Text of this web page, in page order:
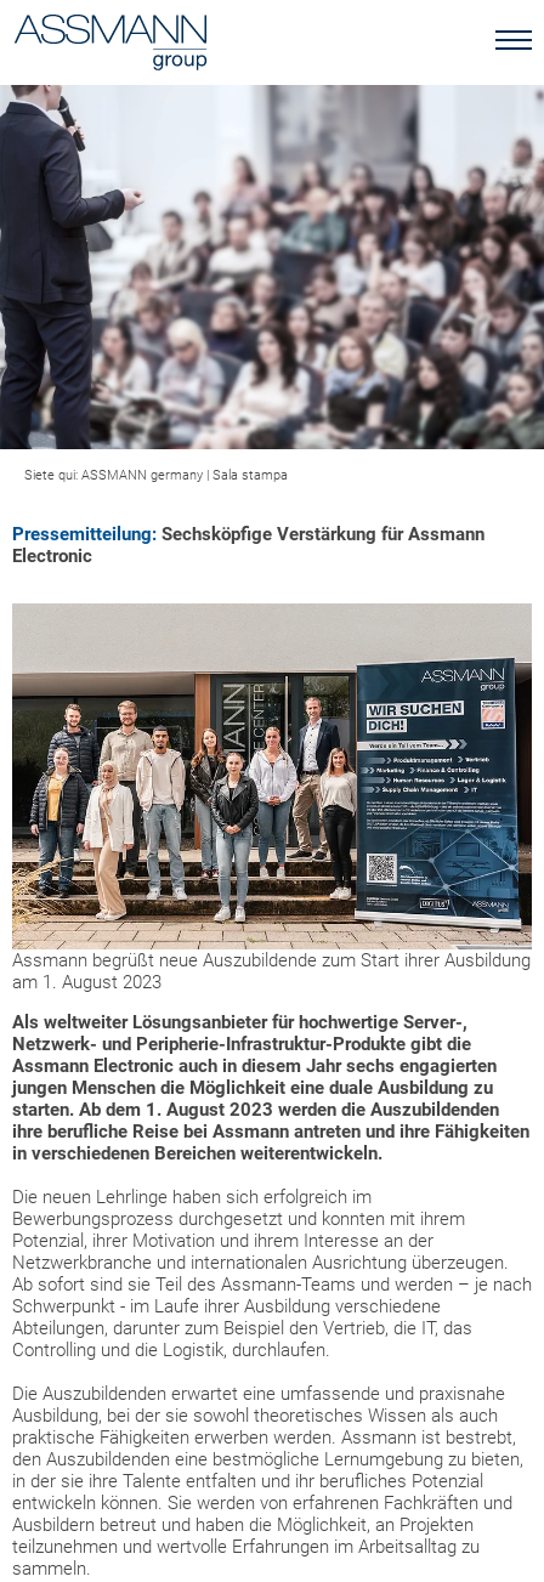
Siete qui: ASSMANN germany | Sala stampa
Pressemitteilung: Sechsköpfige Verstärkung für Assmann
Electronic
Assmann begrüßt neue Auszubildende zum Start ihrer Ausbildung
am 1. August 2023
Als weltweiter Lösungsanbieter für hochwertige Server-,
Netzwerk- und Peripherie-Infrastruktur-Produkte gibt die
Assmann Electronic auch in diesem Jahr sechs engagierten
jungen Menschen die Möglichkeit eine duale Ausbildung zu
starten. Ab dem 1. August 2023 werden die Auszubildenden
ihre berufliche Reise bei Assmann antreten und ihre Fähigkeiten
in verschiedenen Bereichen weiterentwickeln.
Die neuen Lehrlinge haben sich erfolgreich im
Bewerbungsprozess durchgesetzt und konnten mit ihrem
Potenzial, ihrer Motivation und ihrem Interesse an der
Netzwerkbranche und internationalen Ausrichtung überzeugen.
Ab sofort sind sie Teil des Assmann-Teams und werden – je nach
Schwerpunkt - im Laufe ihrer Ausbildung verschiedene
Abteilungen, darunter zum Beispiel den Vertrieb, die IT, das
Controlling und die Logistik, durchlaufen.
Die Auszubildenden erwartet eine umfassende und praxisnahe
Ausbildung, bei der sie sowohl theoretisches Wissen als auch
praktische Fähigkeiten erwerben werden. Assmann ist bestrebt,
den Auszubildenden eine bestmögliche Lernumgebung zu bieten,
in der sie ihre Talente entfalten und ihr berufliches Potenzial
entwickeln können. Sie werden von erfahrenen Fachkräften und
Ausbildern betreut und haben die Möglichkeit, an Projekten
teilzunehmen und wertvolle Erfahrungen im Arbeitsalltag zu
sammeln.